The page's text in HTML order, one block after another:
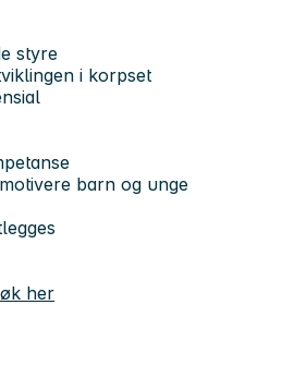
styre
i korpset
barn og unge
her